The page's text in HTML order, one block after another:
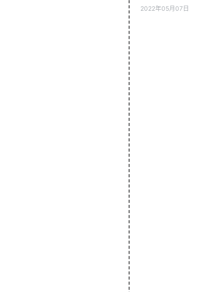
贷有内部渠道吗）
2022年05月07日